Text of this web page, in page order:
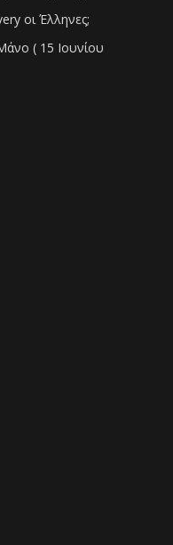
οι Έλληνες;
( 15 Ιουνίου